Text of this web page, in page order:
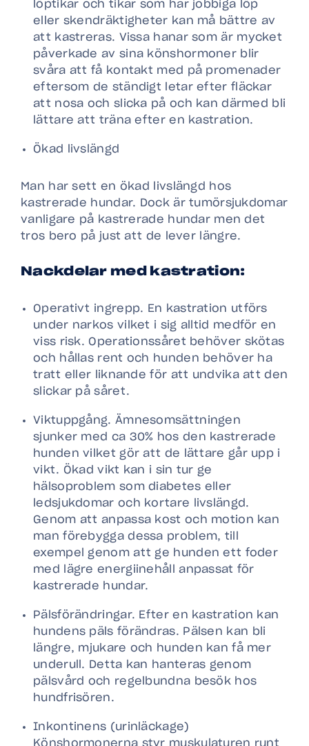
löptikar och tikar som har jobbiga löp
eller skendräktigheter kan må bättre av
att kastreras. Vissa hanar som är mycket
påverkade av sina könshormoner blir
svåra att få kontakt med på promenader
eftersom de ständigt letar efter fläckar
att nosa och slicka på och kan därmed bli
lättare att träna efter en kastration.
Ökad livslängd
Man har sett en ökad livslängd hos
kastrerade hundar. Dock är tumörsjukdomar
vanligare på kastrerade hundar men det
tros bero på just att de lever längre.
Nackdelar med kastration:
Operativt ingrepp. En kastration utförs
under narkos vilket i sig alltid medför en
viss risk. Operationssåret behöver skötas
och hållas rent och hunden behöver ha
tratt eller liknande för att undvika att den
slickar på såret.
Viktuppgång. Ämnesomsättningen
sjunker med ca 30% hos den kastrerade
hunden vilket gör att de lättare går upp i
vikt. Ökad vikt kan i sin tur ge
hälsoproblem som diabetes eller
ledsjukdomar och kortare livslängd.
Genom att anpassa kost och motion kan
man förebygga dessa problem, till
exempel genom att ge hunden ett foder
med lägre energiinehåll anpassat för
kastrerade hundar.
Pälsförändringar. Efter en kastration kan
hundens päls förändras. Pälsen kan bli
längre, mjukare och hunden kan få mer
underull. Detta kan hanteras genom
pälsvård och regelbundna besök hos
hundfrisören.
Inkontinens (urinläckage)
Könshormonerna styr muskulaturen runt